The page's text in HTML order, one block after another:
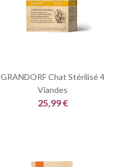
GRANDORF Chat Stérilisé 4
Viandes
25,99 €